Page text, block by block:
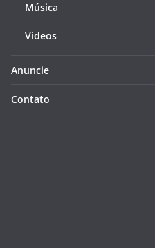
Música
Videos
Anuncie
Contato